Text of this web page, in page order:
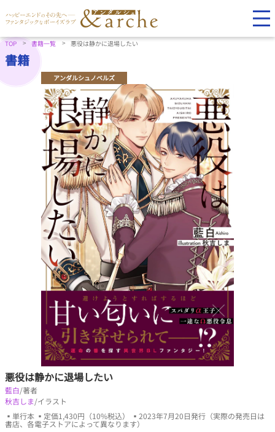
TOP 書籍一覧 悪役は静かに退場したい
書籍
アンダルシュノベルズ
悪役は静かに退場したい
藍白/著者
秋吉しま/イラスト
▪単行本 ▪定価1,430円（10%税込） ▪2023年7月20日発行（実際の発売日は
書店、各電子ストアによって異なります）